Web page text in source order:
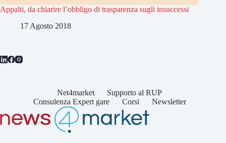
Appalti, da chiarire l’obbligo di trasparenza sugli insuccessi
17 Agosto 2018
Net4market
Supporto al RUP
Consulenza Expert gare
Corsi Newsletter